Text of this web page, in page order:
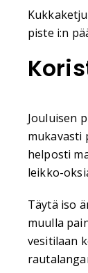
piste i:n
Jouluisen
mukavasti
helposti
leikko-
Täytä iso
muulla
vesitilaan